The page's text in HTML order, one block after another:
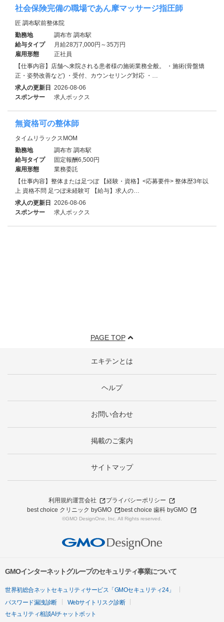
社会保険完備の職場であん摩マッサージ指圧師
匠 調布駅前整体院
勤務地
調布市 調布駅
給与タイプ
月給28万7,000円～35万円
雇用形態
正社員
【仕事内容】店舗へ来院される患者様の施術業務全般。 ・施術(骨盤矯
正・姿勢改善など) ・受付、カウンセリング対応 ・…
求人の更新日 2026-08-06
スポンサー
求人ボックス
無資格可の整体師
タイムリラックスMOM
勤務地
調布市 調布駅
給与タイプ
固定報酬6,500円
雇用形態
業務委託
【仕事内容】整体または足つぼ 【経験・資格】<応募要件> 整体歴3年以
上 資格不問 足つぼ未経験可 【給与】求人の…
求人の更新日 2026-08-06
スポンサー
求人ボックス
PAGE TOP
エキテンとは
ヘルプ
お問い合わせ
掲載のご案内
サイトマップ
利用規約運営会社
プライバシーポリシー
best choice クリニック byGMO
best choice 歯科 byGMO
©GMO DesignOne, Inc. All Rights reserved.
GMOインターネットグループのセキュリティ事業について
世界初総合ネットセキュリティサービス「GMOセキュリティ24」
パスワード漏洩診断
Webサイトリスク診断
セキュリティ相談AIチャットボット